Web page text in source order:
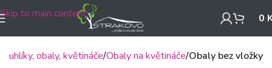
Skip to main content 0
Truhlíky, obaly, květináče Obaly na květináče Obaly bez vložky